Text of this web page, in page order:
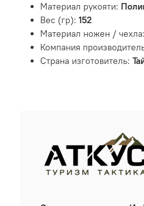
Материал рукояти:
Вес (гр): 152
Материал ножен / чехла:
Компания
Страна изготовитель: